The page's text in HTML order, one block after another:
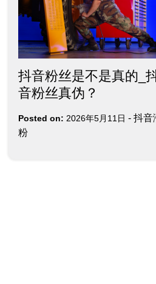
抖音粉丝是不是真的_
音粉丝真伪？
Posted on: 2026年5月11日 - 抖音
粉